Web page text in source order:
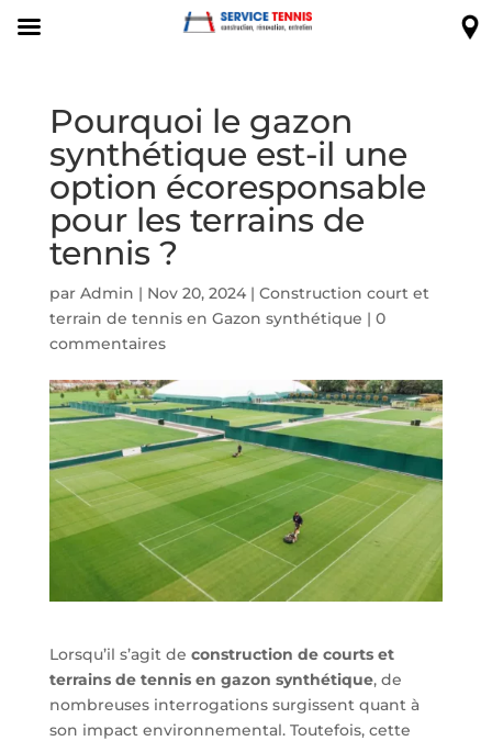
Pourquoi le gazon
synthétique est-il une
option écoresponsable
pour les terrains de
tennis ?
par Admin | Nov 20, 2024| Construction court et
terrain de tennis en Gazon synthétique | 0
commentaires
Lorsqu’il s’agit de construction de courts et
terrains de tennis en gazon synthétique, de
nombreuses interrogations surgissent quant à
son impact environnemental. Toutefois, cette